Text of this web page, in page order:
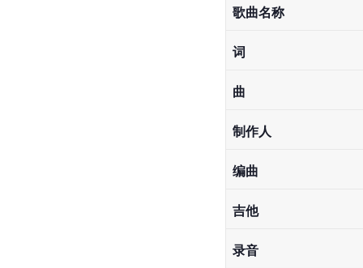
歌曲名称
词
曲
制作人
编曲
吉他
录音